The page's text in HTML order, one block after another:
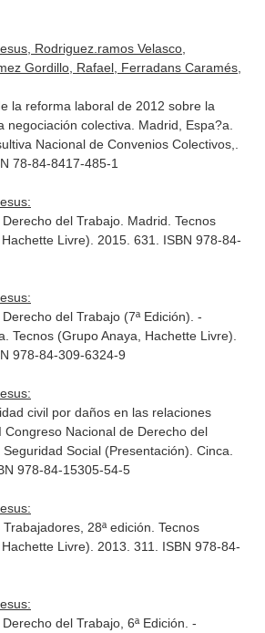
Rodriguez.ramos Velasco,
Gordillo, Rafael, Ferradans Caramés,
la reforma laboral de 2012 sobre la
negociación colectiva. Madrid, Espa?a.
Nacional de Convenios Colectivos,.
78-84-8417-485-1
del Trabajo. Madrid. Tecnos
Livre). 2015. 631. ISBN 978-84-
del Trabajo (7ª Edición). -
Tecnos (Grupo Anaya, Hachette Livre).
978-84-309-6324-9
civil por daños en las relaciones
Congreso Nacional de Derecho del
Social (Presentación). Cinca.
978-84-15305-54-5
28ª edición. Tecnos
Livre). 2013. 311. ISBN 978-84-
del Trabajo, 6ª Edición. -